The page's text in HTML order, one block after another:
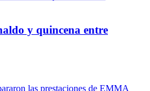
y quincena entre